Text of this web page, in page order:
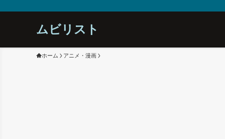
ムビリスト
ホーム アニメ・漫画